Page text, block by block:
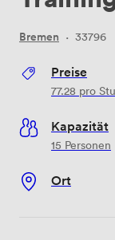
Bremen · 33796
Preise
77.28 pro
Kapazität
15 Personen
Ort